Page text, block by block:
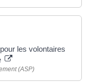
les volontaires
(ASP)